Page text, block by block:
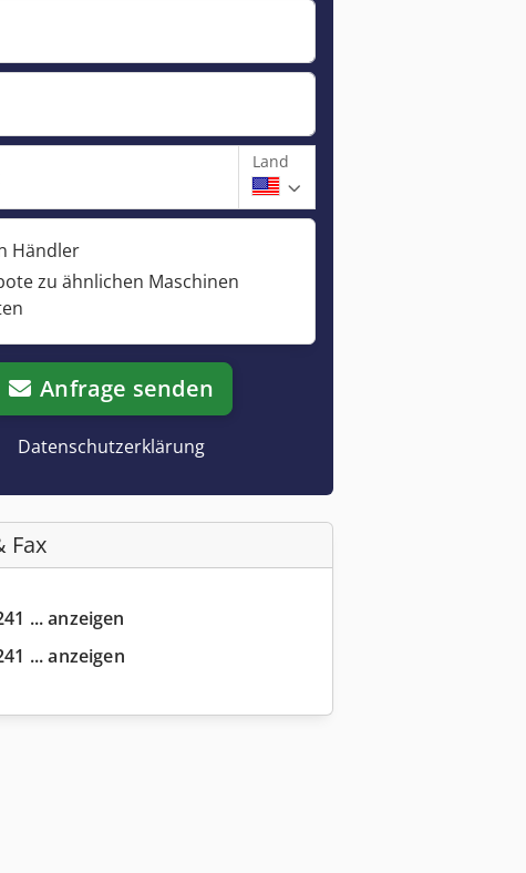
Land
Händler
zu ähnlichen Maschinen
Anfrage senden
Datenschutzerklärung
Fax
... anzeigen
... anzeigen